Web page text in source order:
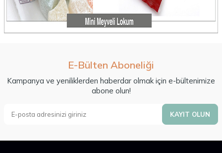
E-Bülten Aboneliği
Kampanya ve yeniliklerden haberdar olmak için e-bültenimize
abone olun!
KAYIT OLUN